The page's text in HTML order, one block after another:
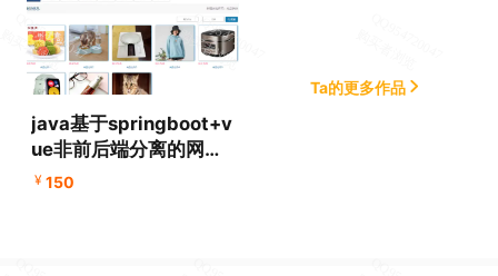
java基于springboot+v
ue非前后端分离的网上
商城购物系统、在线商
¥ 150
Ta的更多作品